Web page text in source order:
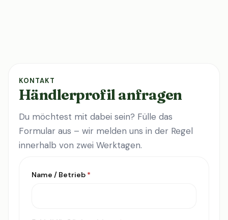
KONTAKT
Händlerprofil anfragen
Du möchtest mit dabei sein? Fülle das
Formular aus – wir melden uns in der Regel
innerhalb von zwei Werktagen.
Name / Betrieb *